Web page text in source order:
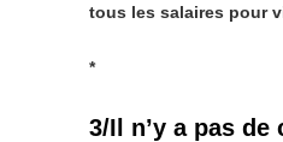
tous les salaires pour
*
3/Il n’y a pas de